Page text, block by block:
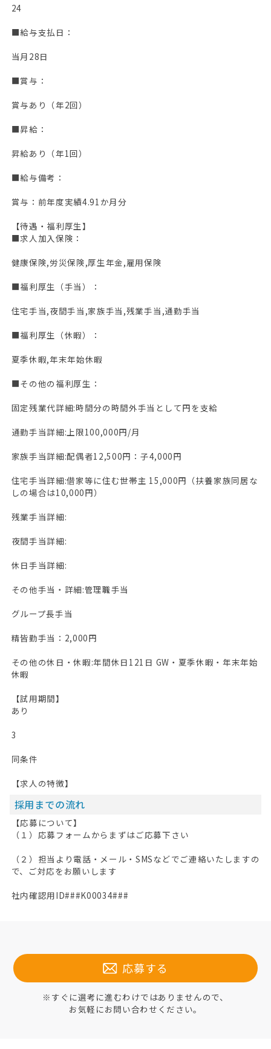
24
■給与支払日：
当月28日
■賞与：
賞与あり（年2回）
■昇給：
昇給あり（年1回）
■給与備考：
賞与：前年度実績4.91か月分
【待遇・福利厚生】
■求人加入保険：
健康保険,労災保険,厚生年金,雇用保険
■福利厚生（手当）：
住宅手当,夜間手当,家族手当,残業手当,通勤手当
■福利厚生（休暇）：
夏季休暇,年末年始休暇
■その他の福利厚生：
固定残業代詳細:時間分の時間外手当として円を支給
通勤手当詳細:上限100,000円/月
家族手当詳細:配偶者12,500円：子4,000円
住宅手当詳細:借家等に住む世帯主 15,000円（扶養家族同居な
しの場合は10,000円）
残業手当詳細:
夜間手当詳細:
休日手当詳細:
その他手当・詳細:管理職手当
グループ長手当
精皆勤手当：2,000円
その他の休日・休暇:年間休日121日 GW・夏季休暇・年末年始
休暇
【試用期間】
あり
3
同条件
【求人の特徴】
採用までの流れ
【応募について】
（１）応募フォームからまずはご応募下さい
（２）担当より電話・メール・SMSなどでご連絡いたしますの
で、ご対応をお願いします
社内確認用ID###K00034###
応募する
※すぐに選考に進むわけではありませんので、
お気軽にお問い合わせください。